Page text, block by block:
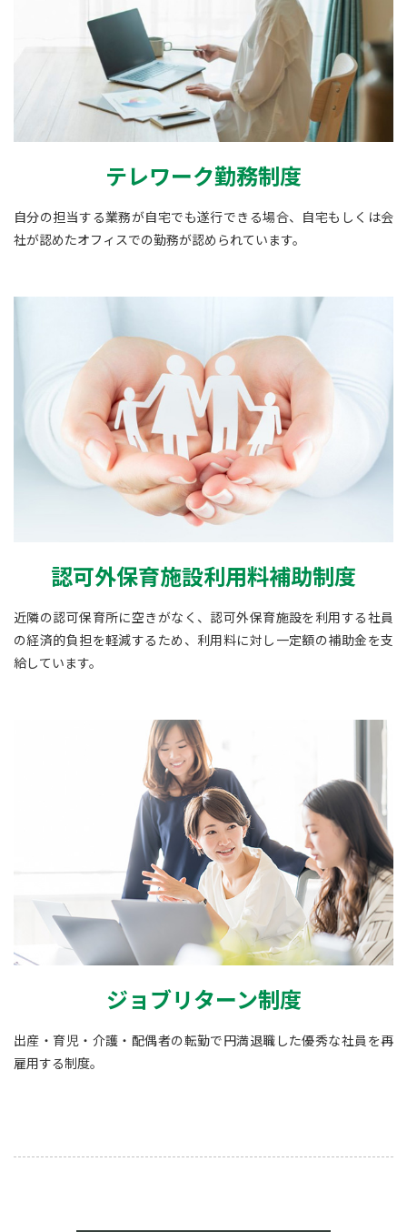
テレワーク勤務制度
自分の担当する業務が自宅でも遂行できる場合、自宅もしくは会
社が認めたオフィスでの勤務が認められています。
認可外保育施設利用料補助制度
近隣の認可保育所に空きがなく、認可外保育施設を利用する社員
の経済的負担を軽減するため、利用料に対し一定額の補助金を支
給しています。
ジョブリターン制度
出産・育児・介護・配偶者の転勤で円満退職した優秀な社員を再
雇用する制度。